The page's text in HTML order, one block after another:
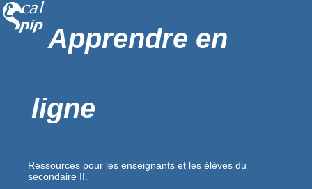
Apprendre en
ligne
Ressources pour les enseignants et les élèves du
secondaire II.